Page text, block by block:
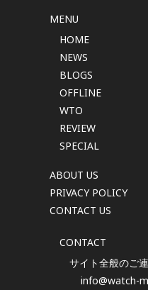
MENU
HOME
NEWS
BLOGS
OFFLINE
WTO
REVIEW
SPECIAL
ABOUT US
PRIVACY POLICY
CONTACT US
CONTACT
サイト全般のご
info@watch-